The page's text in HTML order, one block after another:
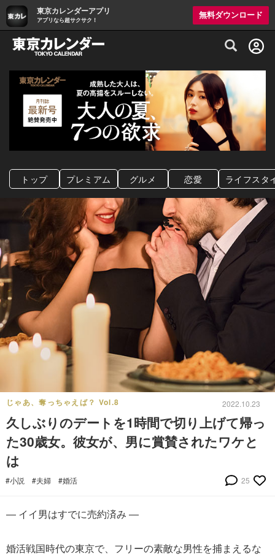
東京カレンダーアプリ
アプリなら超サクサク！
無料ダウンロード
グルメ情報・プレミアムレストラン予約
トップ プレミアム グルメ 恋愛 ライフスタ
じゃあ、奪っちゃえば？ Vol.8 2022.10.23
久しぶりのデートを1時間で切り上げて帰っ
た30歳女。彼女が、男に賞賛されたワケと
は
#小説 #夫婦 #婚活 25
― イイ男はすでに売約済み ―
婚活戦国時代の東京で、フリーの素敵な男性を捕まえるな